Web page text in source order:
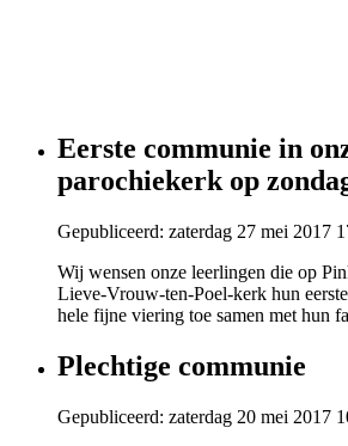
Eerste communie in
parochiekerk op
Gepubliceerd: zaterdag 27 mei 2017
Wij wensen onze leerlingen die op
Lieve-Vrouw-ten-Poel-kerk hun
hele fijne viering toe samen met hun
Plechtige communie
Gepubliceerd: zaterdag 20 mei 2017